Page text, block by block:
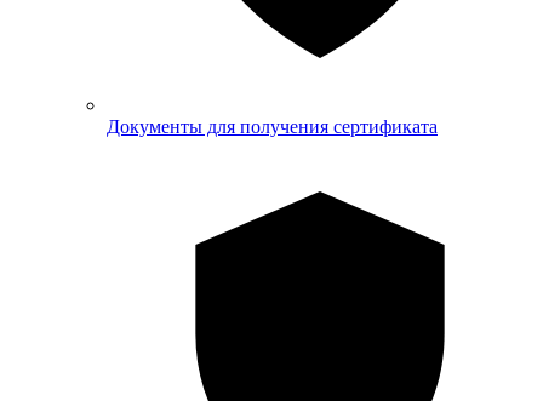
Документы для получения сертификата